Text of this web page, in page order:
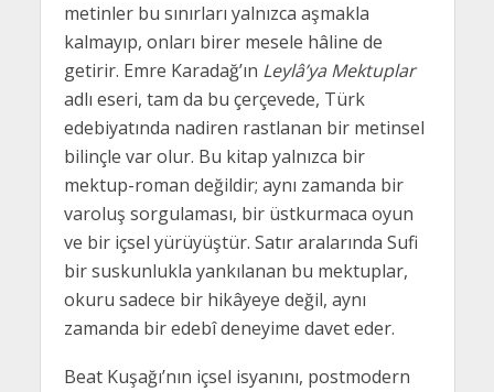
metinler bu sınırları yalnızca aşmakla
kalmayıp, onları birer mesele hâline de
getirir. Emre Karadağ’ın Leylâ’ya Mektuplar
adlı eseri, tam da bu çerçevede, Türk
edebiyatında nadiren rastlanan bir metinsel
bilinçle var olur. Bu kitap yalnızca bir
mektup-roman değildir; aynı zamanda bir
varoluş sorgulaması, bir üstkurmaca oyun
ve bir içsel yürüyüştür. Satır aralarında Sufi
bir suskunlukla yankılanan bu mektuplar,
okuru sadece bir hikâyeye değil, aynı
zamanda bir edebî deneyime davet eder.
Beat Kuşağı’nın içsel isyanını, postmodern